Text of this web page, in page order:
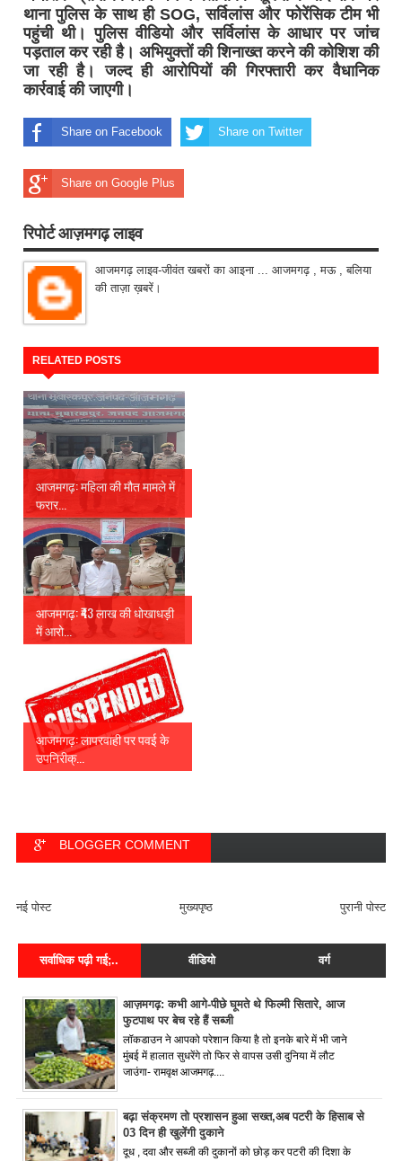
थाना पुलिस के साथ ही SOG, सर्विलांस और फोरेंसिक टीम भी
पहुंची थी। पुलिस वीडियो और सर्विलांस के आधार पर जांच
पड़ताल कर रही है। अभियुक्तों की शिनाख्त करने की कोशिश की
जा रही है। जल्द ही आरोपियों की गिरफ्तारी कर वैधानिक
कार्रवाई की जाएगी।
Share on Facebook Share on Twitter
Share on Google Plus
रिपोर्ट आज़मगढ़ लाइव
आजमगढ़ लाइव-जीवंत खबरों का आइना ... आजमगढ़ , मऊ , बलिया
की ताज़ा ख़बरें।
RELATED POSTS
आजमगढ़: महिला की मौत मामले में
फरार...
आजमगढ़: ₹43 लाख की धोखाधड़ी
में आरो...
आजमगढ़: लापरवाही पर पवई के
उपनिरीक्...
BLOGGER COMMENT
नई पोस्ट पुरानी पोस्ट
मुख्यपृष्ठ
सर्वाधिक पढ़ी गई;.. वीडियो वर्ग
आज़मगढ़: कभी आगे-पीछे घूमते थे फिल्मी सितारे, आज
फुटपाथ पर बेच रहे हैं सब्जी
लॉकडाउन ने आपको परेशान किया है तो इनके बारे में भी जाने
मुंबई में हालात सुधरेंगे तो फिर से वापस उसी दुनिया में लौट
जाउंगा- रामवृक्ष आजमगढ़....
बढ़ा संक्रमण तो प्रशासन हुआ सख्त,अब पटरी के हिसाब से
03 दिन ही खुलेंगी दुकाने
दूध , दवा और सब्जी की दुकानों को छोड़ कर पटरी की दिशा के